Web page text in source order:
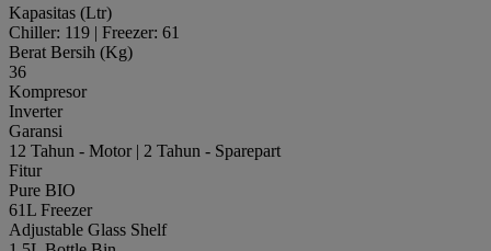
Kapasitas (Ltr)
Chiller: 119 | Freezer: 61
Berat Bersih (Kg)
36
Kompresor
Inverter
Garansi
12 Tahun - Motor | 2 Tahun - Sparepart
Fitur
Pure BIO
61L Freezer
Adjustable Glass Shelf